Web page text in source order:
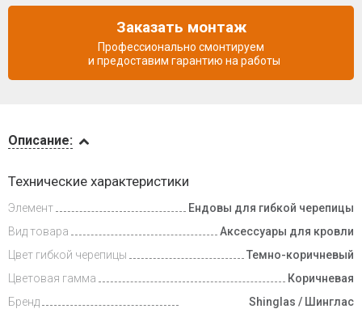
Доставка
и оплата
Описание:
Технические характеристики
Элемент
Ендовы для гибкой черепицы
Вид товара
Аксессуары для кровли
Цвет гибкой черепицы
Темно-коричневый
Цветовая гамма
Коричневая
Бренд
Shinglas / Шинглас
Заказать монтаж
Профессионально смонтируем
и предоставим гарантию на работы